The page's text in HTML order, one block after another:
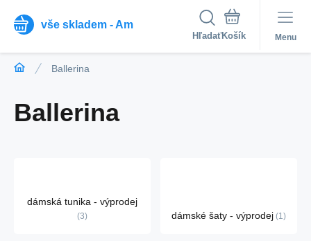
vše skladem - Am
Hľadať Menu
Ballerina
Ballerina
dámská tunika - výprodej
3 dámské šaty - výprodej 1